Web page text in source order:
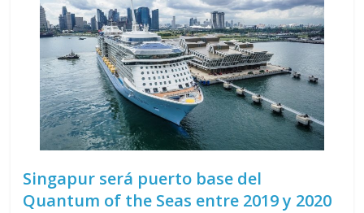
Singapur será puerto base del
Quantum of the Seas entre 2019 y 2020